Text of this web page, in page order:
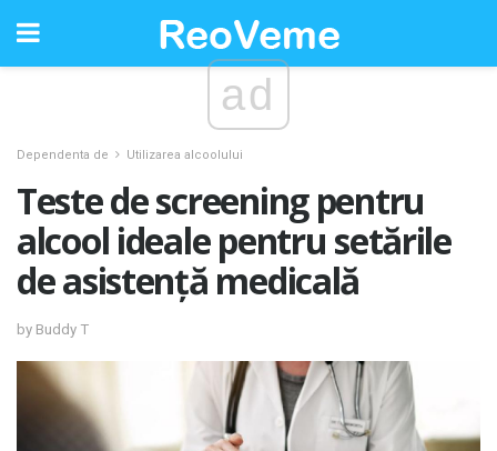
ad
Dependenta de Utilizarea alcoolului
Teste de screening pentru
alcool ideale pentru setările
de asistență medicală
by Buddy T